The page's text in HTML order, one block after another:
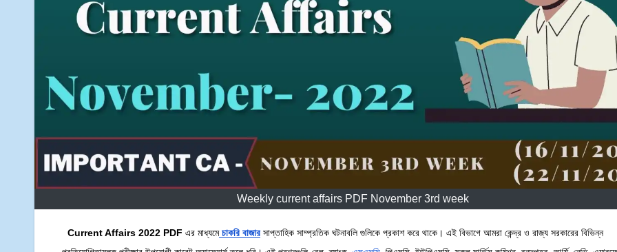
Weekly current affairs PDF November 3rd week
Current Affairs 2022 PDF এর মাধ্যমেচাকরি বাজারসাপ্তাহিক সাম্প্রতিক ঘটনাবলি গুলিকে প্রকাশ করে থাকে। এই বিভাগে আমরা কেন্দ্র ও রাজ্য সরকারের বিভিন্ন